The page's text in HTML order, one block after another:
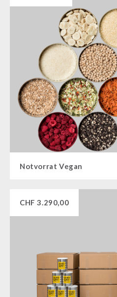
Notvorrat Vegan
CHF 3.290,00